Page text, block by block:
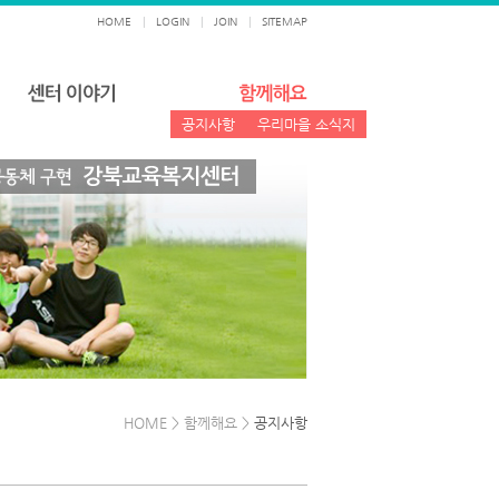
HOME LOGIN JOIN SITEMAP
공지사항 우리마을 소식지
HOME > 함께해요 > 공지사항